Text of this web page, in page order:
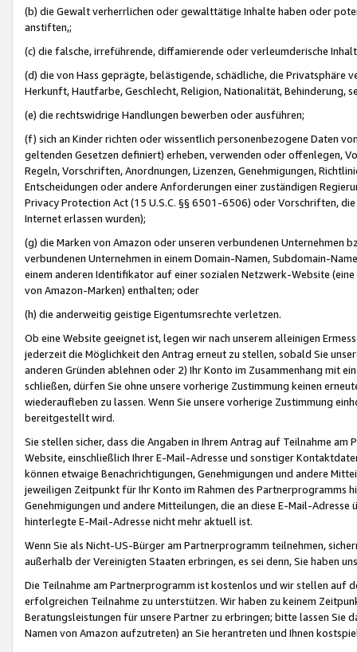
(b) die Gewalt verherrlichen oder gewalttätige Inhalte haben oder
anstiften,;
(c) die falsche, irreführende, diffamierende oder verleumderische
(d) die von Hass geprägte, belästigende, schädliche, die Privatsphäre
Herkunft, Hautfarbe, Geschlecht, Religion, Nationalität, Behinderung,
(e) die rechtswidrige Handlungen bewerben oder ausführen;
(f) sich an Kinder richten oder wissentlich personenbezogene Daten
geltenden Gesetzen definiert) erheben, verwenden oder offenlegen,
Regeln, Vorschriften, Anordnungen, Lizenzen, Genehmigungen,
Entscheidungen oder andere Anforderungen einer zuständigen
Privacy Protection Act (15 U.S.C. §§ 6501-6506) oder Vorschriften,
Internet erlassen wurden);
(g) die Marken von Amazon oder unseren verbundenen Unternehmen
verbundenen Unternehmen in einem Domain-Namen, Subdomain-
einem anderen Identifikator auf einer sozialen Netzwerk-Website
von Amazon-Marken) enthalten; oder
(h) die anderweitig geistige Eigentumsrechte verletzen.
Ob eine Website geeignet ist, legen wir nach unserem alleinigen
jederzeit die Möglichkeit den Antrag erneut zu stellen, sobald Sie
anderen Gründen ablehnen oder 2) Ihr Konto im Zusammenhang mit
schließen, dürfen Sie ohne unsere vorherige Zustimmung keinen
wiederaufleben zu lassen. Wenn Sie unsere vorherige Zustimmung
bereitgestellt wird.
Sie stellen sicher, dass die Angaben in Ihrem Antrag auf Teilnahme
Website, einschließlich Ihrer E-Mail-Adresse und sonstiger
können etwaige Benachrichtigungen, Genehmigungen und andere
jeweiligen Zeitpunkt für Ihr Konto im Rahmen des Partnerprogramms
Genehmigungen und andere Mitteilungen, die an diese E-Mail-
hinterlegte E-Mail-Adresse nicht mehr aktuell ist.
Wenn Sie als Nicht-US-Bürger am Partnerprogramm teilnehmen,
außerhalb der Vereinigten Staaten erbringen, es sei denn, Sie haben
Die Teilnahme am Partnerprogramm ist kostenlos und wir stellen auf
erfolgreichen Teilnahme zu unterstützen. Wir haben zu keinem
Beratungsleistungen für unsere Partner zu erbringen; bitte lassen Sie
Namen von Amazon aufzutreten) an Sie herantreten und Ihnen